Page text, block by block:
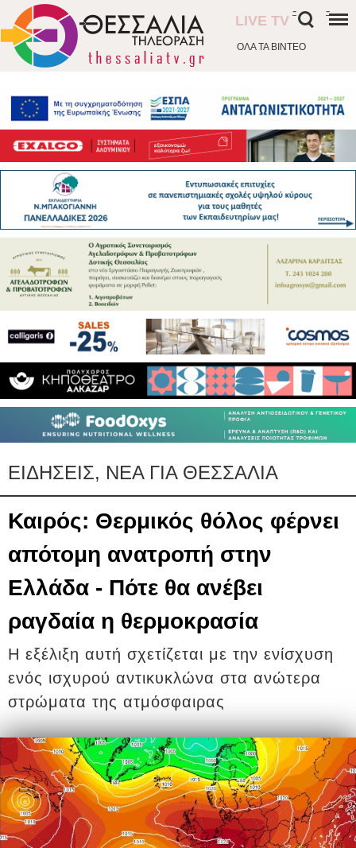
ΟΛΑ ΤΑ ΒΙΝΤΕΟ
LIVE TV
- -
ΕΙΔΗΣΕΙΣ, ΝΕΑ ΓΙΑ ΘΕΣΣΑΛΙΑ
Καιρός: Θερμικός θόλος φέρνει
απότομη ανατροπή στην
Ελλάδα - Πότε θα ανέβει
ραγδαία η θερμοκρασία
Η εξέλιξη αυτή σχετίζεται με την ενίσχυση
ενός ισχυρού αντικυκλώνα στα ανώτερα
στρώματα της ατμόσφαιρας